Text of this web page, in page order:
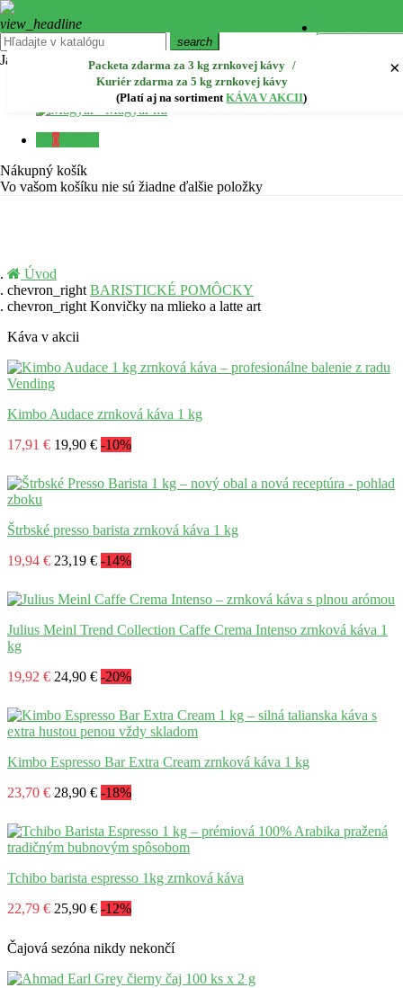
Prihlásiť sa cez Facebook
×
Packeta zdarma za 3 kg zrnkovej kávy /
Kuriér zdarma za 5 kg zrnkovej kávy
(Platí aj na sortimentKÁVA V AKCII)
Menu
view_headline
search
Jazyk: Slovenčina
Čeština cs
Magyar hu
0
Nákupný košík
Vo vašom košíku nie sú žiadne ďalšie položky
Úvod
chevron_right BARISTICKÉ POMÔCKY
chevron_right Konvičky na mlieko a latte art
Káva v akcii
Kimbo Audace zrnková káva 1 kg
17,91 € 19,90 € -10%
Štrbské presso barista zrnková káva 1 kg
19,94 € 23,19 € -14%
Julius Meinl Trend Collection Caffe Crema Intenso zrnková káva 1
kg
19,92 € 24,90 € -20%
Kimbo Espresso Bar Extra Cream zrnková káva 1 kg
23,70 € 28,90 € -18%
Tchibo barista espresso 1kg zrnková káva
22,79 € 25,90 € -12%
Čajová sezóna nikdy nekončí